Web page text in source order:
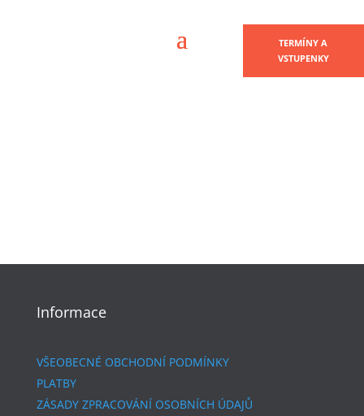
TERMÍNY A
VSTUPENKY
Informace
VŠEOBECNÉ OBCHODNÍ PODMÍNKY
PLATBY
ZÁSADY ZPRACOVÁNÍ OSOBNÍCH ÚDAJŮ